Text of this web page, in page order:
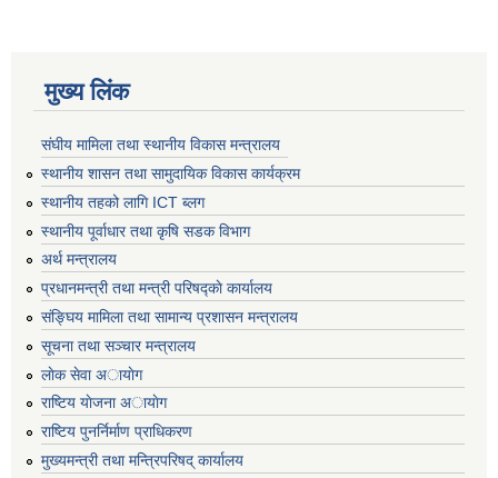
मुख्य लिंक
संघीय मामिला तथा स्थानीय विकास मन्त्रालय
स्थानीय शासन तथा सामुदायिक विकास कार्यक्रम
स्थानीय तहको लागि ICT ब्लग
स्थानीय पूर्वाधार तथा कृषि सडक विभाग
अर्थ मन्त्रालय
प्रधानमन्त्री तथा मन्त्री परिषद्काे कार्यालय
संङ्घिय मामिला तथा सामान्य प्रशासन मन्त्रालय
सूचना तथा सञ्चार मन्त्रालय
लाेक सेवा अायाेग
राष्टिय याेजना अायाेग
राष्टिय पुनर्निर्माण प्राधिकरण
मुख्यमन्त्री तथा मन्त्रिपरिषद् कार्यालय